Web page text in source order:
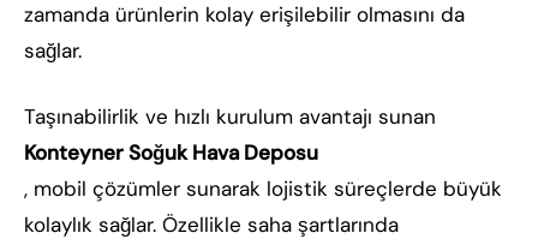
zamanda ürünlerin kolay erişilebilir olmasını da
sağlar.
Taşınabilirlik ve hızlı kurulum avantajı sunan
Konteyner Soğuk Hava Deposu
, mobil çözümler sunarak lojistik süreçlerde büyük
kolaylık sağlar. Özellikle saha şartlarında